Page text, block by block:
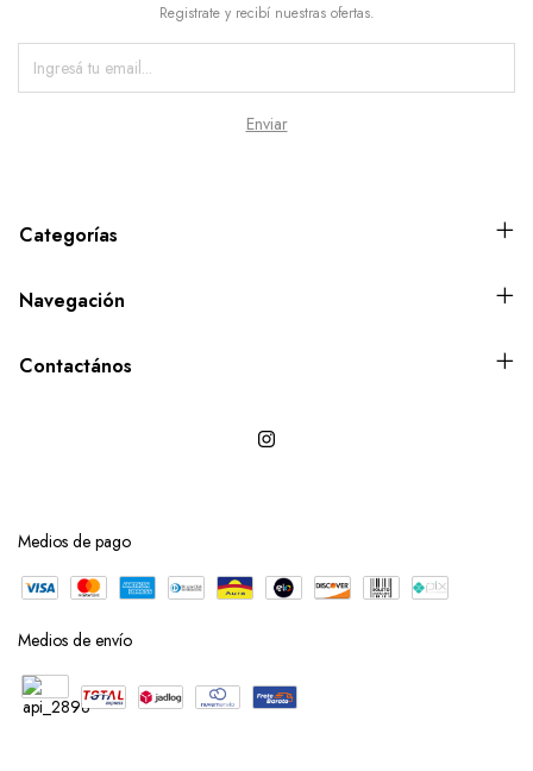
Registrate y recibí nuestras ofertas.
Categorías
Navegación
Contactános
Medios de pago
Medios de envío